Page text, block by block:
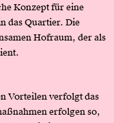
Konzept für eine
das Quartier. Die
Hofraum, der als
Vorteilen verfolgt das
erfolgen so,